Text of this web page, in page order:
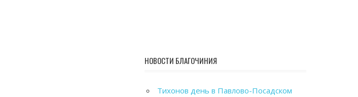
НОВОСТИ БЛАГОЧИНИЯ
Тихонов день в Павлово-Посадском